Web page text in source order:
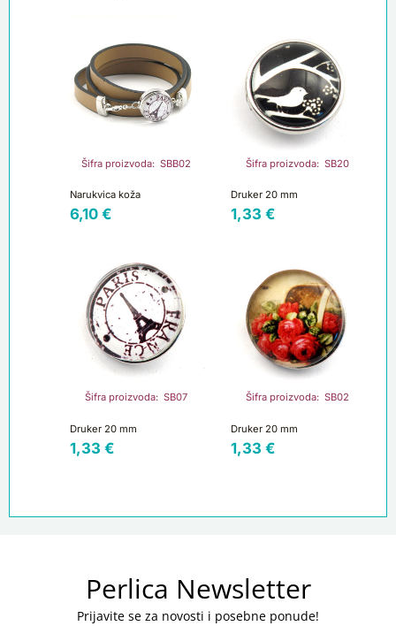
Šifra proizvoda: SBB02
Narukvica koža
6,10 €
Šifra proizvoda: SB20
Druker 20 mm
1,33 €
Šifra proizvoda: SB07
Druker 20 mm
1,33 €
Šifra proizvoda: SB02
Druker 20 mm
1,33 €
Perlica Newsletter
Prijavite se za novosti i posebne ponude!